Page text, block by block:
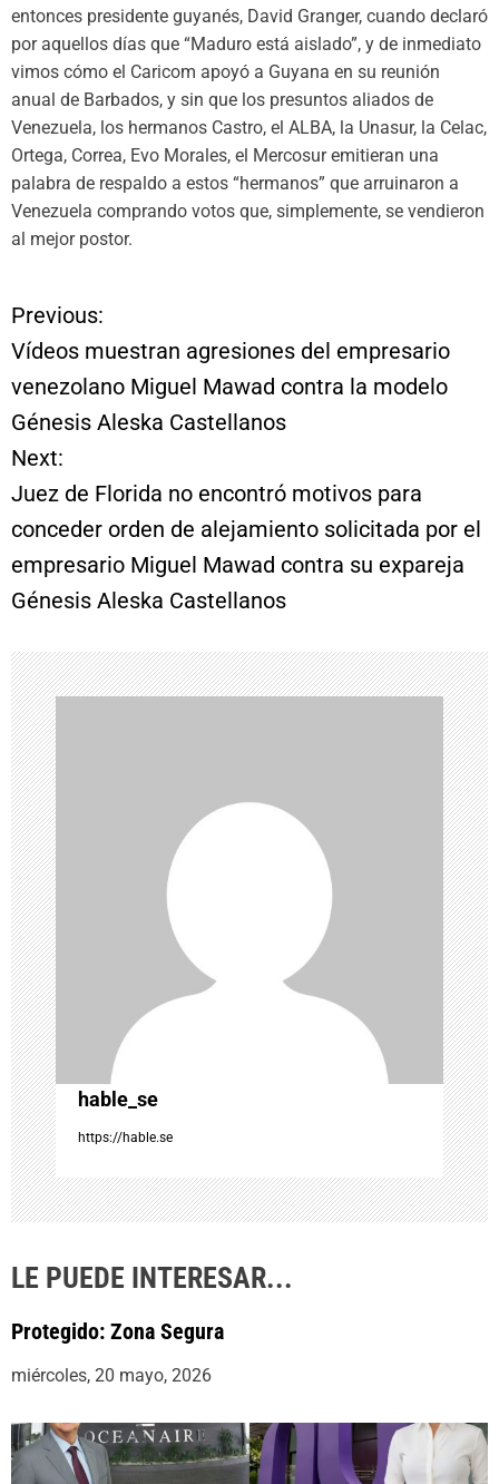
entonces presidente guyanés, David Granger, cuando declaró
por aquellos días que “Maduro está aislado”, y de inmediato
vimos cómo el Caricom apoyó a Guyana en su reunión
anual de Barbados, y sin que los presuntos aliados de
Venezuela, los hermanos Castro, el ALBA, la Unasur, la Celac,
Ortega, Correa, Evo Morales, el Mercosur emitieran una
palabra de respaldo a estos “hermanos” que arruinaron a
Venezuela comprando votos que, simplemente, se vendieron
al mejor postor.
N
a
v
e
g
a
c
i
ó
n
d
e
e
n
t
r
a
d
a
s
Previous:
Vídeos muestran agresiones del empresario
venezolano Miguel Mawad contra la modelo
Génesis Aleska Castellanos
Next:
Juez de Florida no encontró motivos para
conceder orden de alejamiento solicitada por el
empresario Miguel Mawad contra su expareja
Génesis Aleska Castellanos
hable_se
https://hable.se
LE PUEDE INTERESAR...
Protegido: Zona Segura
miércoles, 20 mayo, 2026